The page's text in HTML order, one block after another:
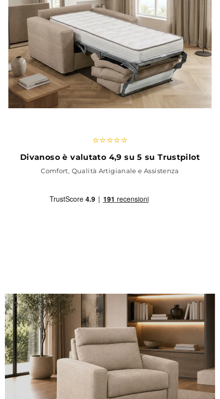
⭐⭐⭐⭐⭐
Divanoso è valutato 4,9 su 5 su Trustpilot
Comfort, Qualità Artigianale e Assistenza